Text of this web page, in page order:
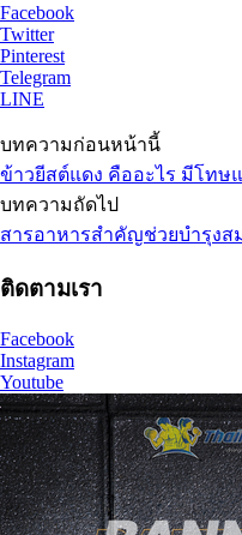
Facebook
Twitter
Pinterest
Telegram
LINE
บทความก่อนหน้านี้
ข้าวยีสต์แดง คืออะไร มีโทษ
บทความถัดไป
สารอาหารสำคัญช่วยบำรุงส
ติดตามเรา
Facebook
Instagram
Youtube